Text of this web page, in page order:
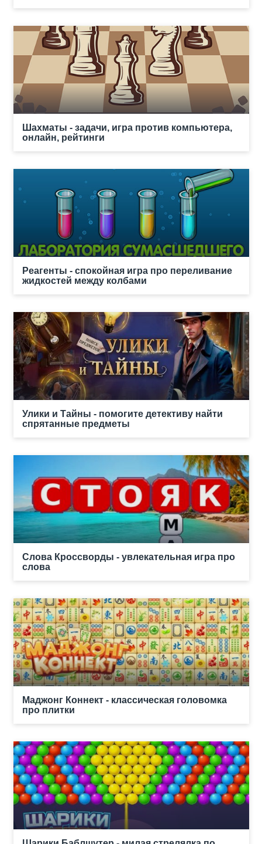
Шахматы - задачи, игра против компьютера,
онлайн, рейтинги
Реагенты - спокойная игра про переливание
жидкостей между колбами
Улики и Тайны - помогите детективу найти
спрятанные предметы
Слова Кроссворды - увлекательная игра про
слова
Маджонг Коннект - классическая головомка
про плитки